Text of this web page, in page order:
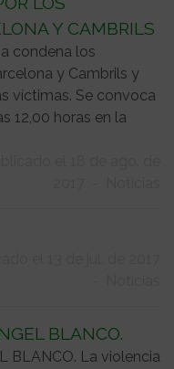
Y CAMBRILS
condena los
y Cambrils y
víctimas. Se convoca
12,00 horas en la
BLANCO.
BLANCO. La violencia